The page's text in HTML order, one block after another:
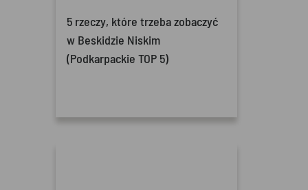
5 rzeczy, które trzeba zobaczyć
w Beskidzie Niskim
(Podkarpackie TOP 5)